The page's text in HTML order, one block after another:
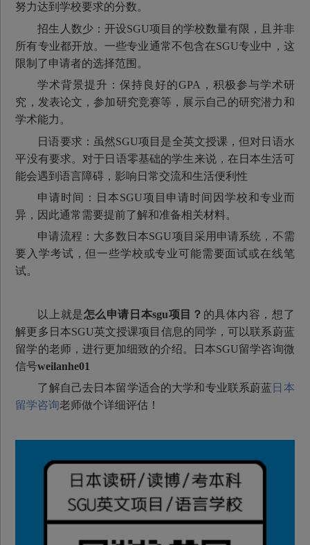
努力达到学校要求的分数。
招生人数少：开设SGU项目的学校数量有限，且并非
所有专业都开放。一些专业通常不包含在SGU专业中，这
限制了申请者的选择范围。
学术背景提升：保持良好的GPA，积极参与学术研
究，发表论文，参加研究竞赛等，展示自己的研究潜力和
学术能力。
日语要求：虽然SGU项目是全英文授课，但对日语水
平没有要求。对于日语零基础的学生来说，在日本生活可
能会遇到语言障碍，影响日常交流和生活便利性
申请时间：日本SGU项目申请时间因学校和专业而
异，因此通常需要提前了解和准备相关材料。
申请流程：大多数日本SGU项目采用申请系统，不需
要入学考试，但一些学校或专业可能需要面试或在线笔
试。
以上就是怎么申请日本sgu项目？ 的具体内容，想了
解更多日本SGU英文授课项目信息的同学，可以联系蔚蓝
留学的老师，进行更加细致的介绍。日本SGU留学咨询微
信号weilanhe01
了解自己去日本留学适合的大学和专业联系蔚蓝 日本
留学咨询老师做个详细评估！